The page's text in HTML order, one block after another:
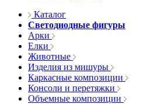
Каталог
Светодиодные фигуры
Арки
Елки
Животные
Изделия из мишуры
Каркасные композиции
Консоли и перетяжки
Объемные композиции